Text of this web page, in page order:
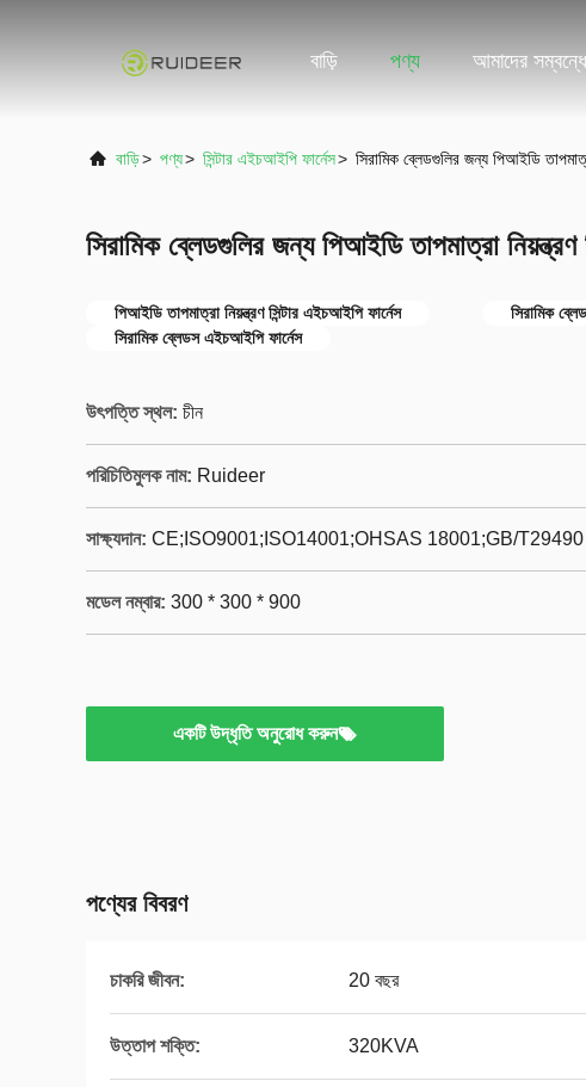
বাড়ি পণ্য আমাদের সম্বন্ধে
বাড়ি> পণ্য> সিন্টার এইচআইপি ফার্নেস> সিরামিক ব্লেডগুলির জন্য পিআইডি
সিরামিক ব্লেডগুলির জন্য পিআইডি তাপমাত্রা নিয়ন্ত্রণ
পিআইডি তাপমাত্রা নিয়ন্ত্রণ সিন্টার এইচআইপি ফার্নেস
সিরামিক
সিরামিক ব্লেডস এইচআইপি ফার্নেস
উৎপত্তি স্থল: চীন
পরিচিতিমুলক নাম: Ruideer
সাক্ষ্যদান: CE;ISO9001;ISO14001;OHSAS 18001;GB/T29490
মডেল নম্বার: 300 * 300 * 900
একটি উদ্ধৃতি অনুরোধ করুন
পণ্যের বিবরণ
চাকরি জীবন: 20 বছর
উত্তাপ শক্তি: 320KVA